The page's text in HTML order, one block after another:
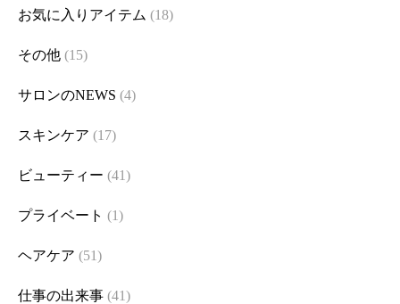
お気に入りアイテム (18)
その他 (15)
サロンのNEWS (4)
スキンケア (17)
ビューティー (41)
プライベート (1)
ヘアケア (51)
仕事の出来事 (41)